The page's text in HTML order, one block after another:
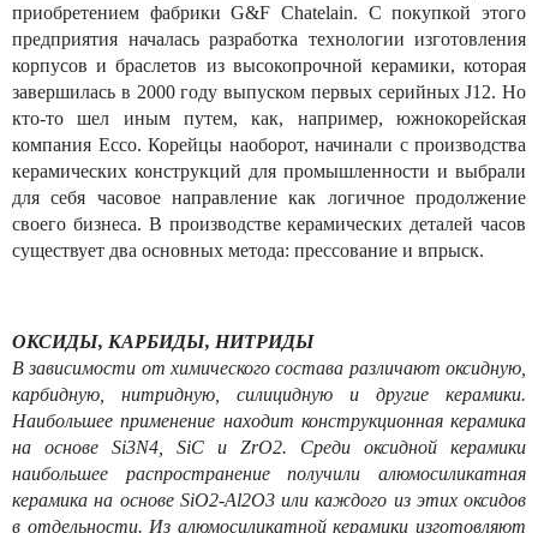
приобретением фабрики G&F Chatelain. С покупкой этого
предприятия началась разработка технологии изготовления
корпусов и браслетов из высокопрочной керамики, которая
завершилась в 2000 году выпуском первых серийных J12. Но
кто-то шел иным путем, как, например, южнокорейская
компания Ecco. Корейцы наоборот, начинали с производства
керамических конструкций для промышленности и выбрали
для себя часовое направление как логичное продолжение
своего бизнеса. В производстве керамических деталей часов
существует два основных метода: прессование и впрыск.
ОКСИДЫ, КАРБИДЫ, НИТРИДЫ
В зависимости от химического состава различают оксидную,
карбидную, нитридную, силицидную и другие керамики.
Наибольшее применение находит конструкционная керамика
на основе Si3N4, SiC и ZrO2. Среди оксидной керамики
наибольшее распространение получили алюмосиликатная
керамика на основе SiO2-Аl2О3 или каждого из этих оксидов
в отдельности. Из алюмосиликатной керамики изготовляют